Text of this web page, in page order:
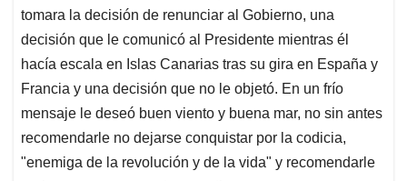
tomara la decisión de renunciar al Gobierno, una
decisión que le comunicó al Presidente mientras él
hacía escala en Islas Canarias tras su gira en España y
Francia y una decisión que no le objetó. En un frío
mensaje le deseó buen viento y buena mar, no sin antes
recomendarle no dejarse conquistar por la codicia,
"enemiga de la revolución y de la vida" y recomendarle